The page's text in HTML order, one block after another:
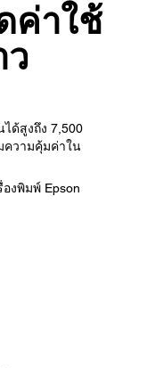
ค่าใช้
ว
ด้สูงถึง 7,500
ความคุ้มค่าใน
งพิมพ์ Epson